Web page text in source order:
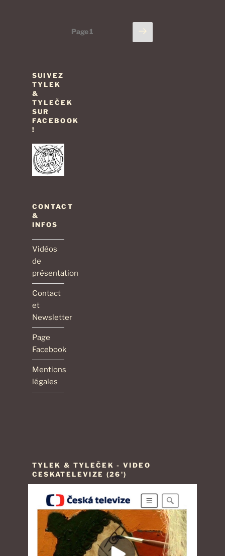
Pagination
Page1
Page
suivante
SUIVEZ
TYLEK
&
TYLEČEK
SUR
FACEBOOK
!
CONTACT
&
INFOS
Vidéos
de
présentation
Contact
et
Newsletter
Page
Facebook
Mentions
légales
TYLEK & TYLEČEK - VIDEO
CESKATELEVIZE (26')